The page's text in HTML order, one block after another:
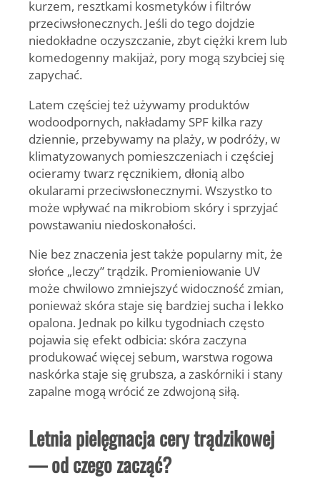
kurzem, resztkami kosmetyków i filtrów
przeciwsłonecznych. Jeśli do tego dojdzie
niedokładne oczyszczanie, zbyt ciężki krem lub
komedogenny makijaż, pory mogą szybciej się
zapychać.
Latem częściej też używamy produktów
wodoodpornych, nakładamy SPF kilka razy
dziennie, przebywamy na plaży, w podróży, w
klimatyzowanych pomieszczeniach i częściej
ocieramy twarz ręcznikiem, dłonią albo
okularami przeciwsłonecznymi. Wszystko to
może wpływać na mikrobiom skóry i sprzyjać
powstawaniu niedoskonałości.
Nie bez znaczenia jest także popularny mit, że
słońce „leczy” trądzik. Promieniowanie UV
może chwilowo zmniejszyć widoczność zmian,
ponieważ skóra staje się bardziej sucha i lekko
opalona. Jednak po kilku tygodniach często
pojawia się efekt odbicia: skóra zaczyna
produkować więcej sebum, warstwa rogowa
naskórka staje się grubsza, a zaskórniki i stany
zapalne mogą wrócić ze zdwojoną siłą.
Letnia pielęgnacja cery trądzikowej
— od czego zacząć?